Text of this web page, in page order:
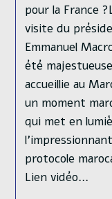
pour la France
visite du
Emmanuel
été
accueillie au
un moment
qui met en
l’impressionnant
protocole
Lien vidéo…